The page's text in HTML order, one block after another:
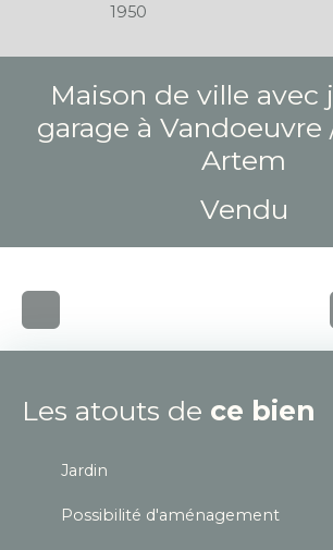
1950
Maison de ville avec
garage à Vandoeuvre
Artem
Vendu
Les atouts de ce bien
Jardin
Possibilité d'aménagement